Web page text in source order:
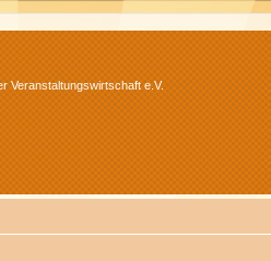
Veranstaltungswirtschaft e.V.